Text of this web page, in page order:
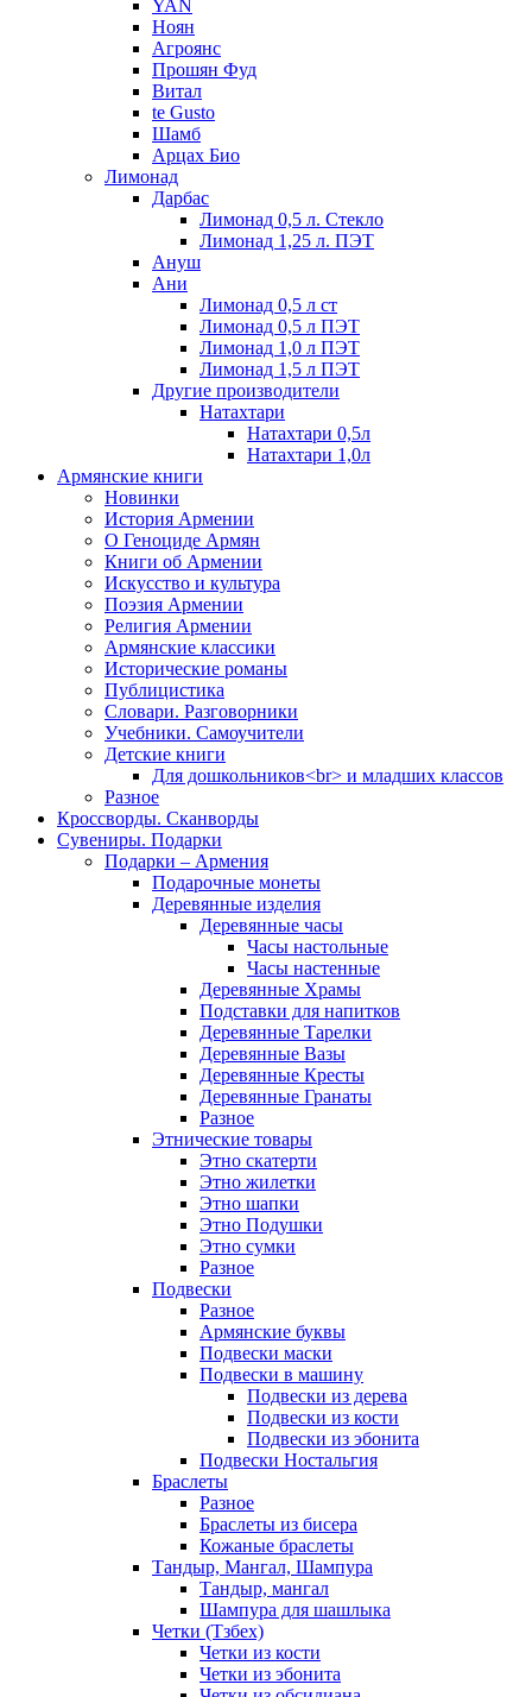
YAN
Ноян
Агроянс
Прошян Фуд
Витал
te Gusto
Шамб
Арцах Био
Лимонад
Дарбас
Лимонад 0,5 л. Стекло
Лимонад 1,25 л. ПЭТ
Ануш
Ани
Лимонад 0,5 л ст
Лимонад 0,5 л ПЭТ
Лимонад 1,0 л ПЭТ
Лимонад 1,5 л ПЭТ
Другие производители
Натахтари
Натахтари 0,5л
Натахтари 1,0л
Армянские книги
Новинки
История Армении
О Геноциде Армян
Книги об Армении
Иcкусство и культура
Поэзия Армении
Религия Армении
Армянские классики
Исторические романы
Публицистика
Словари. Разговорники
Учебники. Самоучители
Детские книги
Для дошкольников<br> и младших классов
Разное
Кроссворды. Сканворды
Сувениры. Подарки
Подарки – Армения
Подарочные монеты
Деревянные изделия
Деревянные часы
Часы настольные
Часы настенные
Деревянные Храмы
Подставки для напитков
Деревянные Тарелки
Деревянные Вазы
Деревянные Кресты
Деревянные Гранаты
Разное
Этнические товары
Этно скатерти
Этно жилетки
Этно шапки
Этно Подушки
Этно сумки
Разное
Подвески
Разное
Армянские буквы
Подвески маски
Подвески в машину
Подвески из дерева
Подвески из кости
Подвески из эбонита
Подвески Ностальгия
Браслеты
Разное
Браслеты из бисера
Кожаные браслеты
Тандыр, Мангал, Шампура
Тандыр, мангал
Шампура для шашлыка
Четки (Тзбех)
Четки из кости
Четки из эбонита